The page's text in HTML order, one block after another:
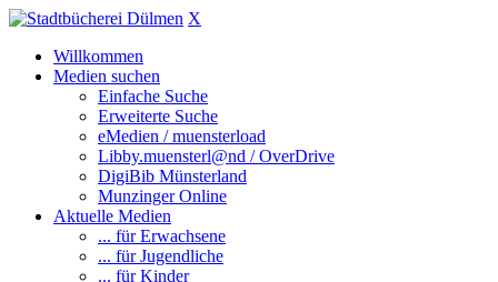
X
Willkommen
Medien suchen
Einfache Suche
Erweiterte Suche
eMedien / muensterload
Libby.muensterl@nd / OverDrive
DigiBib Münsterland
Munzinger Online
Aktuelle Medien
... für Erwachsene
... für Jugendliche
... für Kinder